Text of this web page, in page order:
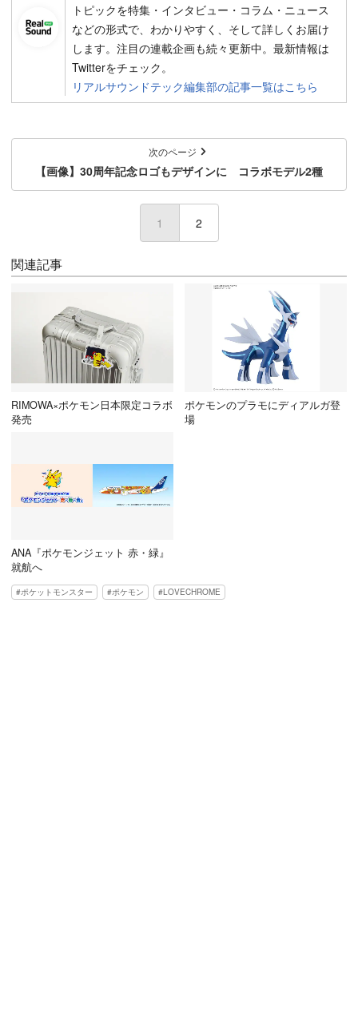
トピックを特集・インタビュー・コラム・ニュース
などの形式で、わかりやすく、そして詳しくお届け
します。注目の連載企画も続々更新中。最新情報は
Twitterをチェック。
リアルサウンドテック編集部の記事一覧はこちら
次のページ
【画像】30周年記念ロゴもデザインに コラボモデル2種
1 2
関連記事
RIMOWA×ポケモン日本限定コラボ
発売
ポケモンのプラモにディアルガ登
場
ANA『ポケモンジェット 赤・緑』
就航へ
ポケットモンスター ポケモン LOVECHROME